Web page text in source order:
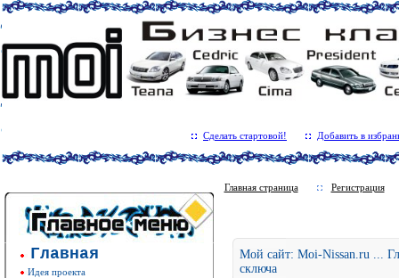
Сделать стартовой! Добавить в
Главная
Идея проекта
Главная страница Регистрация
Мой сайт: Moi-Nissan.ru ...
сключа